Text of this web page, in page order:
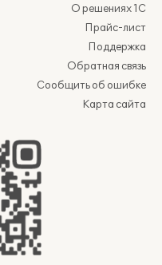
О решениях 1С
Прайс-лист
Поддержка
Обратная связь
Сообщить об ошибке
Карта сайта